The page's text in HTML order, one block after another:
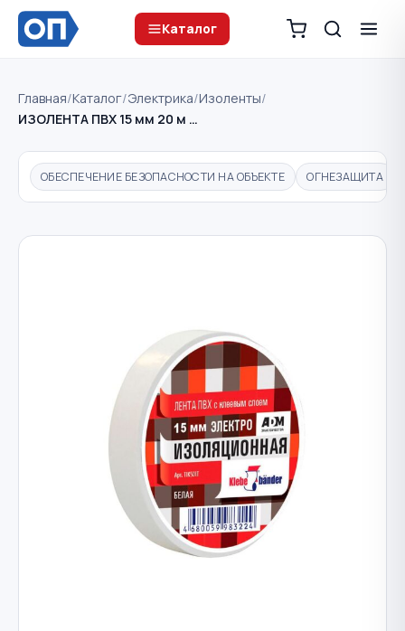
Каталог
Главная/Каталог/Электрика/Изоленты/
ИЗОЛЕНТА ПВХ 15 мм 20 м …
ОБЕСПЕЧЕНИЕ БЕЗОПАСНОСТИ НА ОБЪЕКТЕ ОГНЕЗАЩИТА